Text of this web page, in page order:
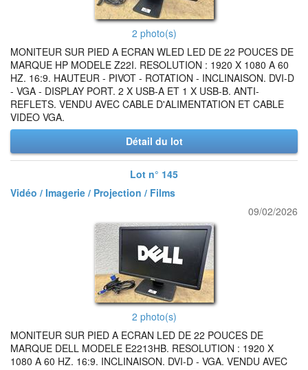
2 photo(s)
MONITEUR SUR PIED A ECRAN WLED LED DE 22 POUCES DE
MARQUE HP MODELE Z22I. RESOLUTION : 1920 X 1080 A 60
HZ. 16:9. HAUTEUR - PIVOT - ROTATION - INCLINAISON. DVI-D
- VGA - DISPLAY PORT. 2 X USB-A ET 1 X USB-B. ANTI-
REFLETS. VENDU AVEC CABLE D'ALIMENTATION ET CABLE
VIDEO VGA.
Détail du lot
Lot n° 145
Vidéo / Imagerie / Projection / Films
09/02/2026
2 photo(s)
MONITEUR SUR PIED A ECRAN LED DE 22 POUCES DE
MARQUE DELL MODELE E2213HB. RESOLUTION : 1920 X
1080 A 60 HZ. 16:9. INCLINAISON. DVI-D - VGA. VENDU AVEC